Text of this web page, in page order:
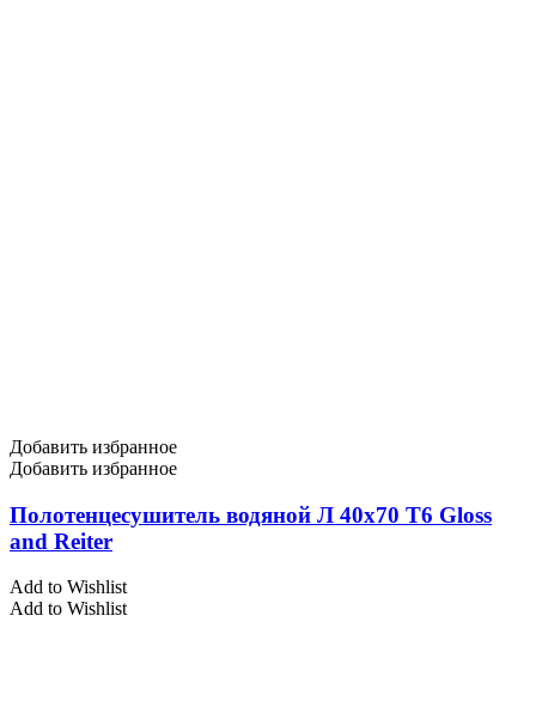
Добавить избранное
Добавить избранное
Полотенцесушитель водяной Л 40х70 Т6 Gloss
and Reiter
Add to Wishlist
Add to Wishlist